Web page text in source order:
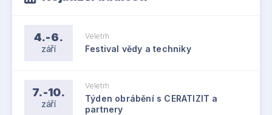
4.-6.
září
Veletrh
Festival vědy a techniky
7.-10.
září
Veletrh
Týden obrábění s CERATIZIT a
partnery